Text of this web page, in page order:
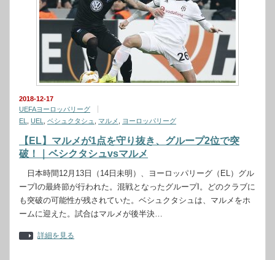
2018-12-17
UEFAヨーロッパリーグ
EL
UEL ベシュクタシュ マルメ ヨーロッパリーグ
【EL】マルメが1点を守り抜き、グループ2位で突
破！｜ベシクタシュvsマルメ
日本時間12月13日（14日未明）、ヨーロッパリーグ（EL）グル
ープIの最終節が行われた。混戦となったグループI。どのクラブに
も突破の可能性が残されていた。ベシュクタシュは、マルメをホ
ームに迎えた。試合はマルメが後半決…
詳細を見る